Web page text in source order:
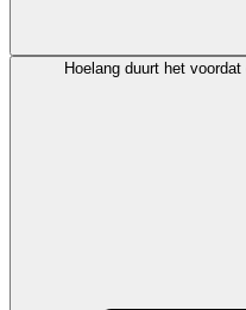
Hoelang duurt het